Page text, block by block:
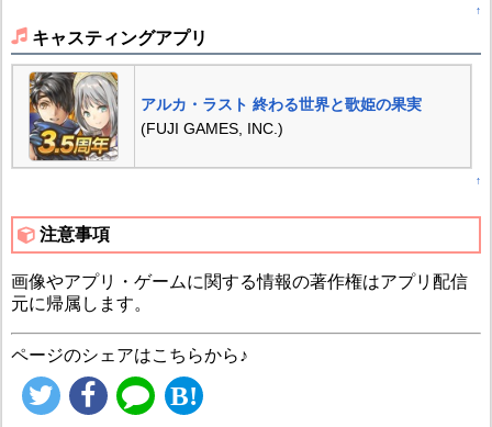
↑
キャスティングアプリ
アルカ・ラスト 終わる世界と歌姫の果実
(FUJI GAMES, INC.)
↑
注意事項
画像やアプリ・ゲームに関する情報の著作権はアプリ配信
元に帰属します。
ページのシェアはこちらから♪